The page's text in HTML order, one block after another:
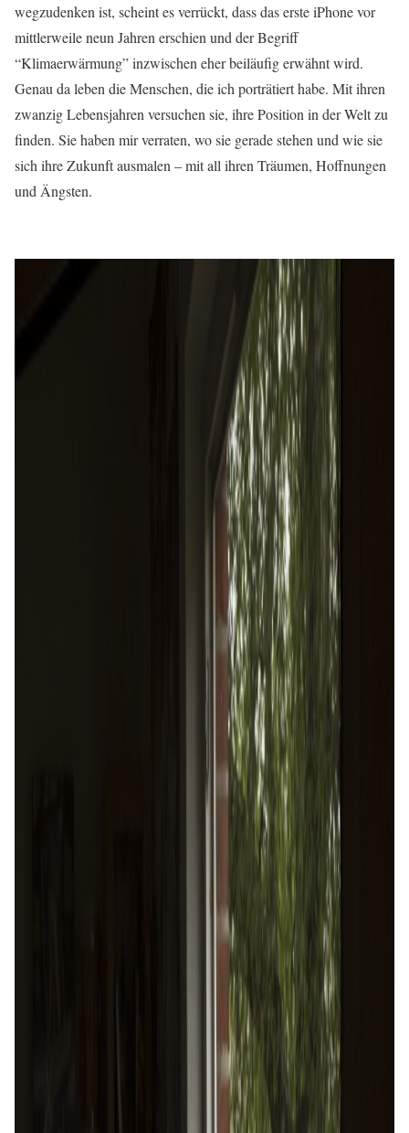
wegzudenken ist, scheint es verrückt, dass das erste iPhone vor
mittlerweile neun Jahren erschien und der Begriff
“Klimaerwärmung” inzwischen eher beiläufig erwähnt wird.
Genau da leben die Menschen, die ich porträtiert habe. Mit ihren
zwanzig Lebensjahren versuchen sie, ihre Position in der Welt zu
finden. Sie haben mir verraten, wo sie gerade stehen und wie sie
sich ihre Zukunft ausmalen – mit all ihren Träumen, Hoffnungen
und Ängsten.